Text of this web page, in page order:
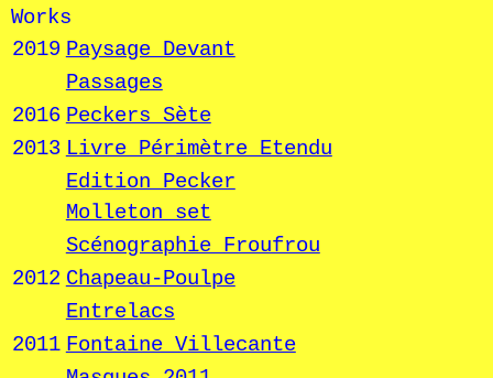
Works
2019 Paysage Devant
Passages
2016 Peckers Sète
2013 Livre Périmètre Etendu
Edition Pecker
Molleton set
Scénographie Froufrou
2012 Chapeau-Poulpe
Entrelacs
2011 Fontaine Villecante